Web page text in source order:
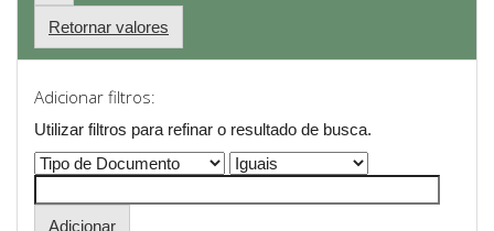
Retornar valores
Adicionar filtros:
Utilizar filtros para refinar o resultado de busca.